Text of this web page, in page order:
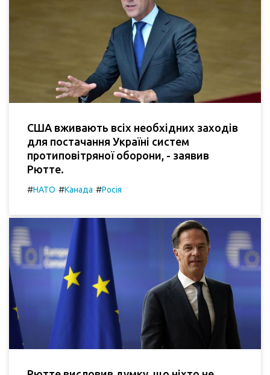
США вживають всіх необхідних заходів
для постачання Україні систем
протиповітряної оборони, - заявив
Рютте.
#НАТО #Канада #Росія